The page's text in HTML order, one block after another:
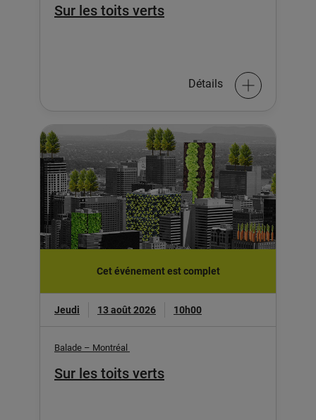
Sur les toits verts
Détails
Cet événement est complet
Jeudi 13 août 2026 10h00
Balade – Montréal
Sur les toits verts